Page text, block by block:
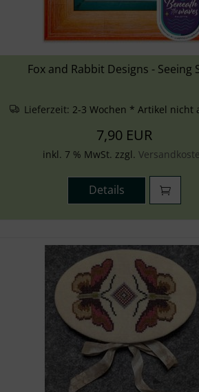
Fox and Rabbit Designs - Seeing
Lieferzeit: 2-3 Wochen * Artikel nicht
7,90 EUR
inkl. 7 % MwSt. zzgl.
Details